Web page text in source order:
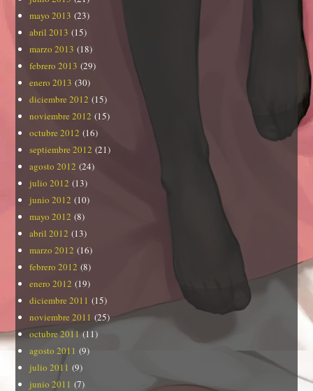
mayo 2013 (23)
abril 2013 (15)
marzo 2013 (18)
febrero 2013 (29)
enero 2013 (30)
diciembre 2012 (15)
noviembre 2012 (15)
octubre 2012 (16)
septiembre 2012 (21)
agosto 2012 (24)
julio 2012 (13)
junio 2012 (10)
mayo 2012 (8)
abril 2012 (13)
marzo 2012 (16)
febrero 2012 (8)
enero 2012 (19)
diciembre 2011 (15)
noviembre 2011 (25)
octubre 2011(11)
agosto 2011 (9)
julio 2011 (9)
junio 2011 (7)